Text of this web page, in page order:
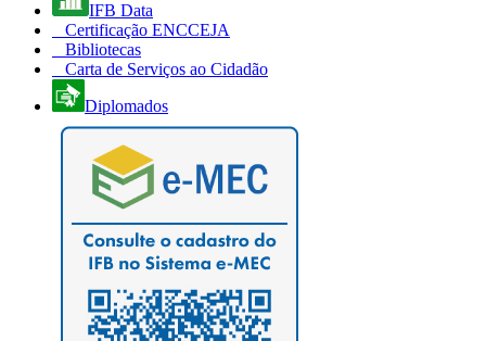
IFB Data
Certificação ENCCEJA
Bibliotecas
Carta de Serviços ao Cidadão
Diplomados